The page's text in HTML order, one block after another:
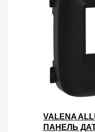
VALENA
ПАНЕЛЬ